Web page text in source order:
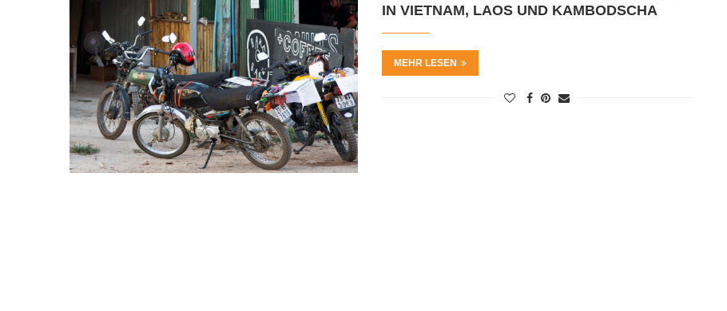
IN VIETNAM, LAOS UND KAMBODSCHA
MEHR LESEN